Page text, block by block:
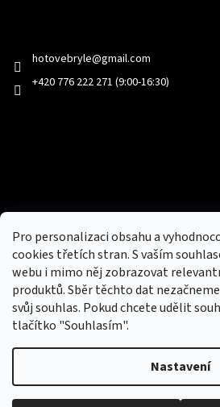
Pro personalizaci obsahu a
cookies třetích stran. S vaším
webu i mimo něj zobrazovat
produktů. Sběr těchto dat
svůj souhlas. Pokud chcete udělit
tlačítko "Souhlasím".
Nastavení
hotovebryle@gmail.com
+420 776 222 271 (9:00-16:30)
Nový obchod s batohy, cestovními